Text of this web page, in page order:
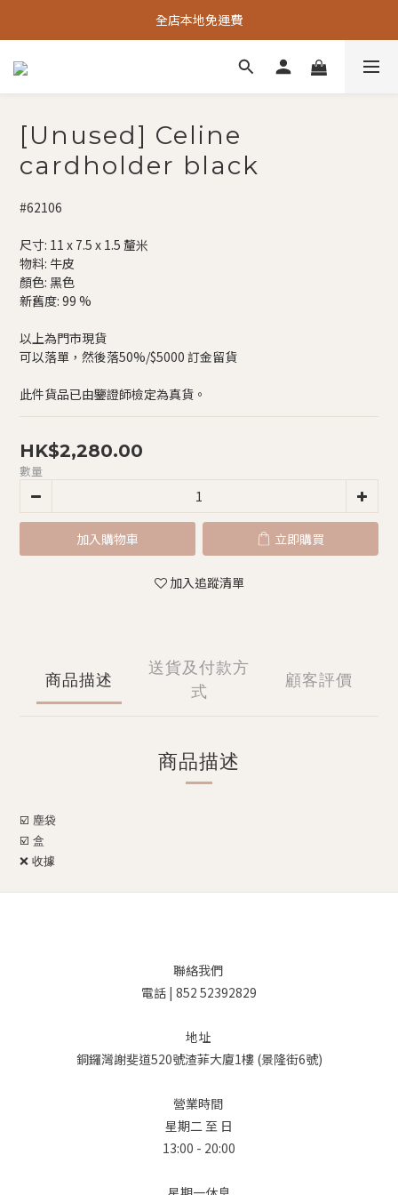
全店本地免運費
[Unused] Celine
cardholder black
#62106
尺寸: 11 x 7.5 x 1.5 釐米
物料: 牛皮
顏色: 黑色
新舊度: 99 %
以上為門市現貨
可以落單，然後落50%/$5000 訂金留貨
此件貨品已由鑒證師檢定為真貨。
HK$2,280.00
數量
加入購物車 立即購買
加入追蹤清單
商品描述
送貨及付款方
式
顧客評價
商品描述
☑️ 塵袋
☑️ 盒
❌ 收據
聯絡我們
電話 | 852 52392829
地址
銅鑼灣謝斐道520號渣菲大廈1樓 (景隆街6號)
營業時間
星期二 至 日
13:00 - 20:00